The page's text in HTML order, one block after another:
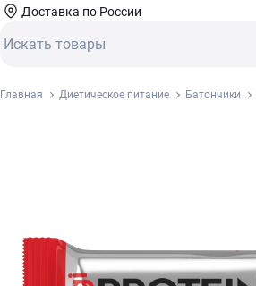
Доставка по России
Главная Диетическое питание Батончики